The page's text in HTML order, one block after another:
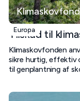
Europa
Tilskud til
Klimaskovfonden
sikre hurtig, effektiv
til genplantning af